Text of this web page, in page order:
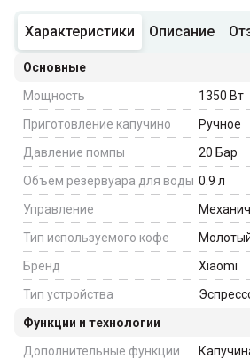
Характеристики Описание
Основные
Мощность
1350 Вт
Приготовление капучино
Ручное
Давление помпы
20 Бар
Объём резервуара для воды 0.9 л
Управление
Тип используемого кофе
Бренд
Xiaomi
Тип устройства
Функции и технологии
Дополнительные функции